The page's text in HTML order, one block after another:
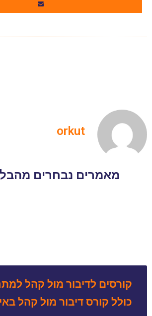
orkut
מאמרים נבחרים
קורסים לדיבור מול קהל
כולל קורס דיבור מול קהל